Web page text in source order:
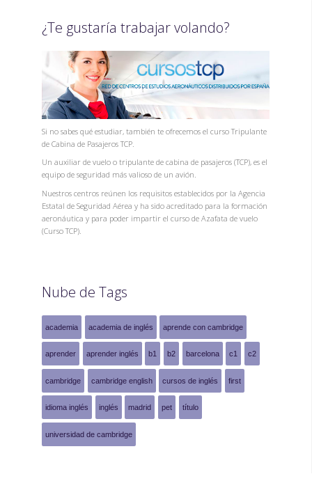
¿Te gustaría trabajar volando?
Si no sabes qué estudiar, también te ofrecemos el curso Tripulante
de Cabina de Pasajeros TCP.
Un auxiliar de vuelo o tripulante de cabina de pasajeros (TCP), es el
equipo de seguridad más valioso de un avión.
Nuestros centros reúnen los requisitos establecidos por la Agencia
Estatal de Seguridad Aérea y ha sido acreditado para la formación
aeronáutica y para poder impartir el curso de Azafata de vuelo
(Curso TCP).
Nube de Tags
academia academia de inglés aprende con cambridge
aprender aprender inglés b1 b2 barcelona c1 c2
cambridge cambridge english cursos de inglés first
idioma inglés inglés madrid pet título
universidad de cambridge